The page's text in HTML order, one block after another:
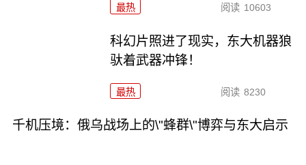
最热 阅读 10603
科幻片照进了现实，东大机器狼
驮着武器冲锋！
最热 阅读 8230
千机压境：俄乌战场上的\"蜂群\"博弈与东大启示